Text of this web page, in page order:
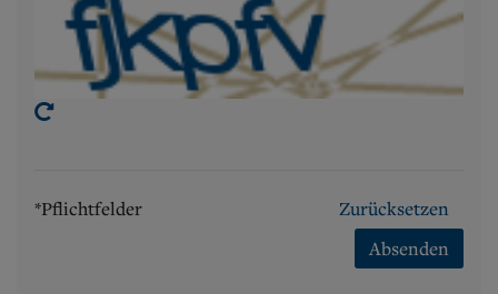
*Pflichtfelder
Zurücksetzen
Absenden